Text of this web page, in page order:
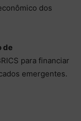
dos
de
para financiar
emergentes.